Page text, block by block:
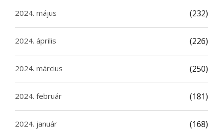
2024. május (232)
2024. április (226)
2024. március (250)
2024. február (181)
2024. január (168)